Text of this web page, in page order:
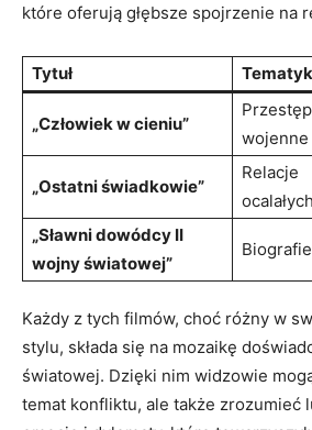
które oferują głębsze spojrzenie na
Tytuł
„Człowiek w cieniu”
wojenne
„Ostatni świadkowie”
Relacje
ocalałych
„Sławni dowódcy II
wojny światowej”
Biografie
Każdy z tych filmów, choć różny w
stylu, składa się na mozaikę
światowej. Dzięki nim widzowie
temat konfliktu, ale także zrozumieć